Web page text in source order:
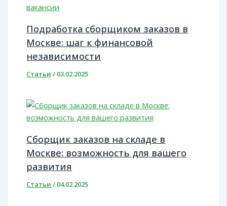
Подработка сборщиком заказов в
Москве: шаг к финансовой
независимости
Статьи / 03.02.2025
Сборщик заказов на складе в
Москве: возможность для вашего
развития
Статьи / 04.02.2025